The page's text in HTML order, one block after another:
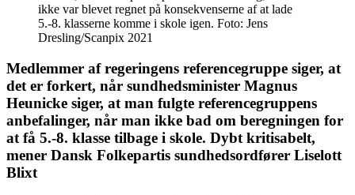
ikke var blevet regnet på konsekvenserne af at lade
5.-8. klasserne komme i skole igen. Foto: Jens
Dresling/Scanpix 2021
Medlemmer af regeringens referencegruppe siger, at
det er forkert, når sundhedsminister Magnus
Heunicke siger, at man fulgte referencegruppens
anbefalinger, når man ikke bad om beregningen for
at få 5.-8. klasse tilbage i skole. Dybt kritisabelt,
mener Dansk Folkepartis sundhedsordfører Liselott
Blixt